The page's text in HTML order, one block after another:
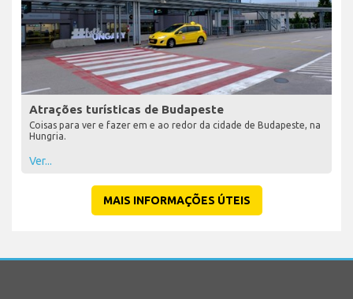
Atrações turísticas de Budapeste
Coisas para ver e fazer em e ao redor da cidade de Budapeste, na
Hungria.
Ver...
MAIS INFORMAÇÕES ÚTEIS